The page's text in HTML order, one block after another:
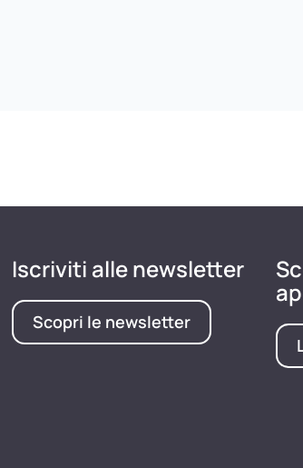
Iscriviti alle newsletter
Scopri le newsletter